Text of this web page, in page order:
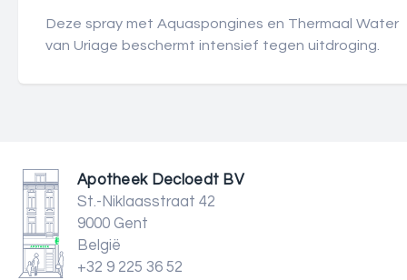
Deze spray met Aquaspongines en Thermaal Water
van Uriage beschermt intensief tegen uitdroging.
Apotheek Decloedt BV
St.-Niklaasstraat 42
9000 Gent
België
+32 9 225 36 52